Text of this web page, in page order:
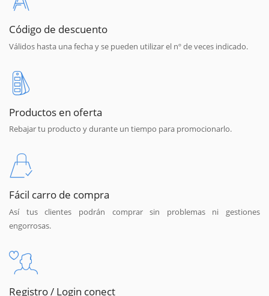
Código de descuento
Válidos hasta una fecha y se pueden utilizar el nº de veces indicado.
Productos en oferta
Rebajar tu producto y durante un tiempo para promocionarlo.
Fácil carro de compra
Así tus clientes podrán comprar sin problemas ni gestiones
engorrosas.
Registro / Login conect